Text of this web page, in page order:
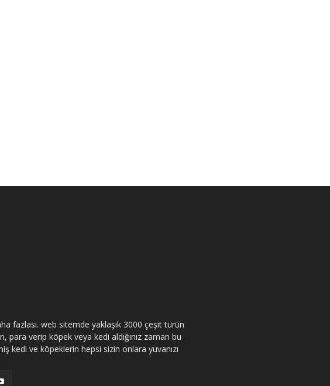
fazlası. web sitemde yaklaşık 3000 çeşit türün
para verip köpek veya kedi aldığınız zaman bu
kedi ve köpeklerin hepsi sizin onlara yuvanızı